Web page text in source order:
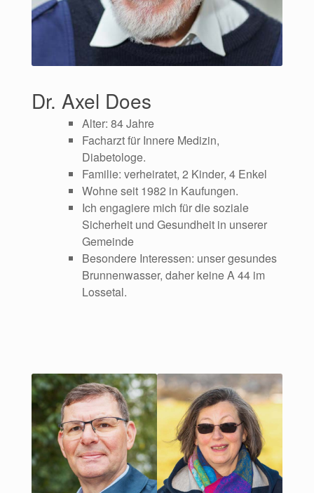
Dr. Axel Does
Alter: 84 Jahre
Facharzt für Innere Medizin,
Diabetologe.
Familie: verheiratet, 2 Kinder, 4 Enkel
Wohne seit 1982 in Kaufungen.
Ich engagiere mich für die soziale
Sicherheit und Gesundheit in unserer
Gemeinde
Besondere Interessen: unser gesundes
Brunnenwasser, daher keine A 44 im
Lossetal.